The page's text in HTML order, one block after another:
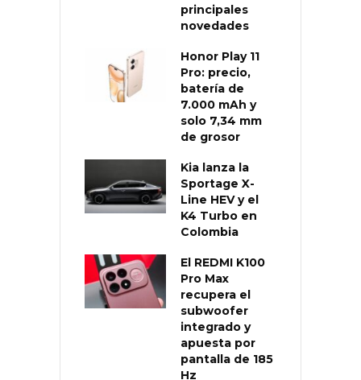
principales
novedades
Honor Play 11
Pro: precio,
batería de
7.000 mAh y
solo 7,34 mm
de grosor
Kia lanza la
Sportage X-
Line HEV y el
K4 Turbo en
Colombia
El REDMI K100
Pro Max
recupera el
subwoofer
integrado y
apuesta por
pantalla de 185
Hz